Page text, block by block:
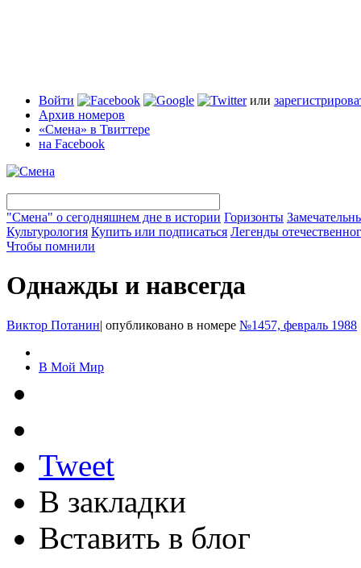
Войти или
Архив номеров
«Смена» в Твиттере
на Facebook
"Смена" о сегодняшнем дне в истории Горизонты
Культурология Купить или подписаться Легенды
Чтобы помнили
Однажды и навсегда
Виктор Потанин| опубликовано в номере №1457, февраль 1988
В Мой Мир
Tweet
В закладки
Вставить в блог